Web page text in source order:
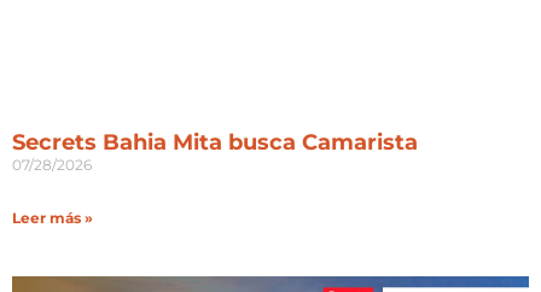
Secrets Bahia Mita busca Camarista
07/28/2026
Leer más »